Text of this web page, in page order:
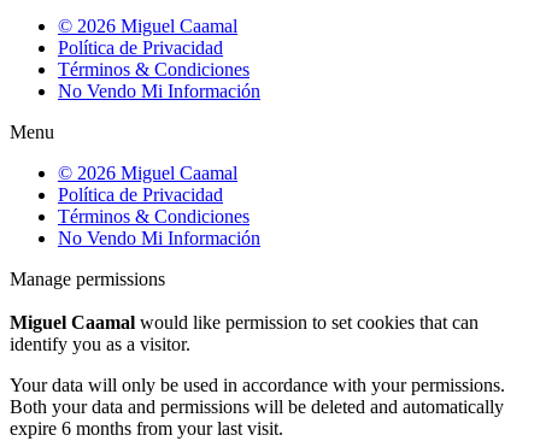
© 2026 Miguel Caamal
Política de Privacidad
Términos & Condiciones
No Vendo Mi Información
Menu
© 2026 Miguel Caamal
Política de Privacidad
Términos & Condiciones
No Vendo Mi Información
Manage permissions
Miguel Caamal would like permission to set cookies that can
identify you as a visitor.
Your data will only be used in accordance with your permissions.
Both your data and permissions will be deleted and automatically
expire 6 months from your last visit.